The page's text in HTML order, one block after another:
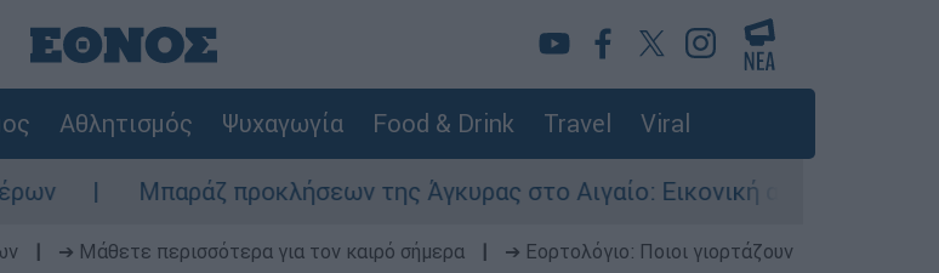
Αθλητισμός Ψυχαγωγία Food & Drink Travel Viral
Μπαράζ προκλήσεων της Άγκυρας στο Αιγαίο: Εικονική αερομαχία ανάμεσα σε
➔ Μάθετε περισσότερα για τον καιρό σήμερα
➔ Εορτολόγιο: Ποιοι γιορτάζουν